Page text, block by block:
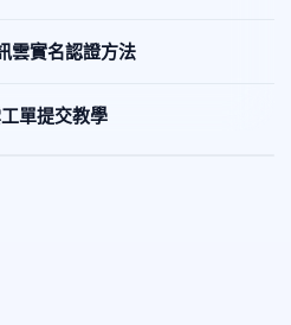
雲實名認證方法
單提交教學